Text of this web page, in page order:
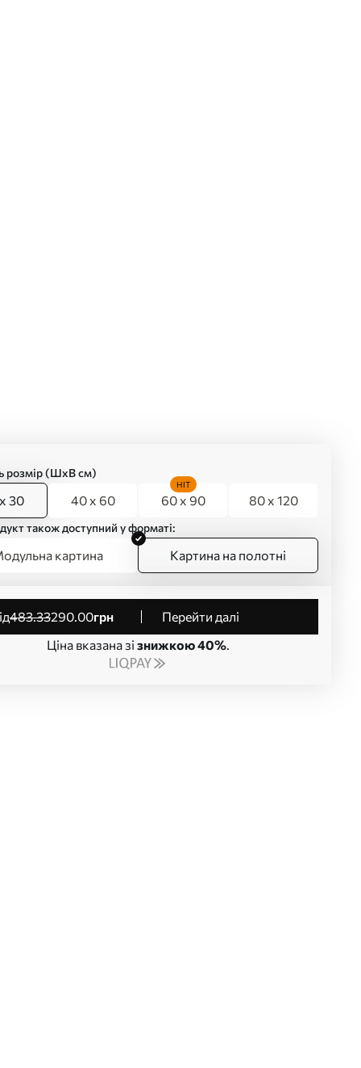
розмір (ШхВ см)
30 40 x 60 60 x 90
HIT
80 x 120
також доступний у форматі:
картина Картина на полотні
від483.33290.00грн
Перейти далі
Ціна вказана зі знижкою 40%.